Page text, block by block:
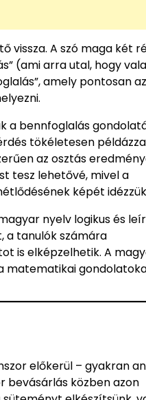
vissza. A szó maga két
(ami arra utal, hogy
amely pontosan
a bennfoglalás
tökéletesen
az osztás
tesz lehetővé, mivel a
képét
nyelv logikus és
a tanulók számára
is elképzelhetik. A
matematikai
előkerül – gyakran
bevásárlás közben azon